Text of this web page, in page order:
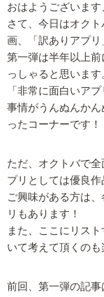
おはようございます
さて、今日はオク
画、「訳ありアプリ
第一弾は半年以上
っしゃると思います
「非常に面白いア
事情がうんぬんか
ったコーナーです！
ただ、オクトバで
プリとしては優良
ご興味がある方は
リもあります！
また、ここにリス
いて考えて頂くのも
前回、第一弾の記事